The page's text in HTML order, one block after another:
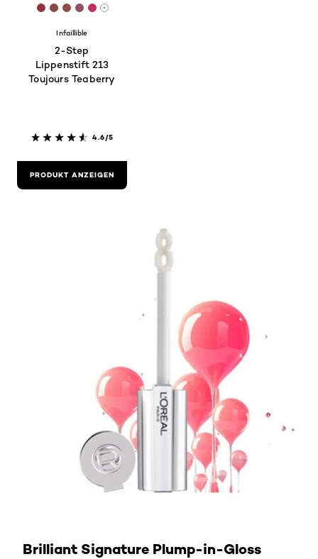
[Color]: #90343F
[Color]: #874946
[Color]: #8E4C4A
[Color]: #924F5D
[Color]: #BB3064
More shades are available
Infaillible
2-Step
Lippenstift 213
Toujours Teaberry
4.6/5
PRODUKT ANZEIGEN
Brilliant Signature Plump-in-Gloss